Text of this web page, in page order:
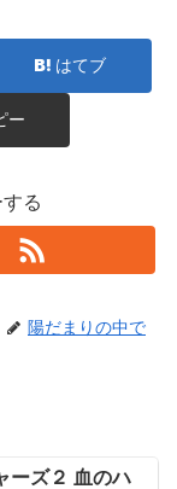
はてブ
ー
る
陽だまりの中で
ーズ２ 血のハ